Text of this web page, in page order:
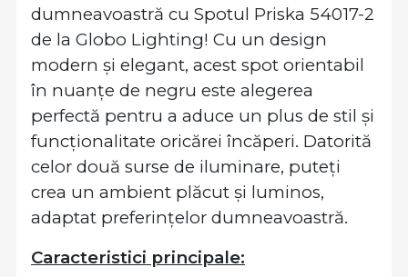
dumneavoastră cu Spotul Priska 54017-2
de la Globo Lighting! Cu un design
modern și elegant, acest spot orientabil
în nuanțe de negru este alegerea
perfectă pentru a aduce un plus de stil și
funcționalitate oricărei încăperi. Datorită
celor două surse de iluminare, puteți
crea un ambient plăcut și luminos,
adaptat preferințelor dumneavoastră.
Caracteristici principale: